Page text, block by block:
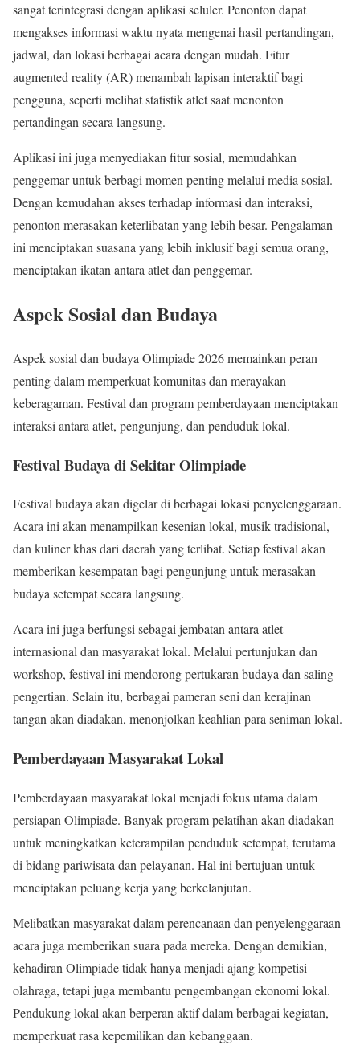
sangat terintegrasi dengan aplikasi seluler. Penonton dapat
mengakses informasi waktu nyata mengenai hasil pertandingan,
jadwal, dan lokasi berbagai acara dengan mudah. Fitur
augmented reality (AR) menambah lapisan interaktif bagi
pengguna, seperti melihat statistik atlet saat menonton
pertandingan secara langsung.
Aplikasi ini juga menyediakan fitur sosial, memudahkan
penggemar untuk berbagi momen penting melalui media sosial.
Dengan kemudahan akses terhadap informasi dan interaksi,
penonton merasakan keterlibatan yang lebih besar. Pengalaman
ini menciptakan suasana yang lebih inklusif bagi semua orang,
menciptakan ikatan antara atlet dan penggemar.
Aspek Sosial dan Budaya
Aspek sosial dan budaya Olimpiade 2026 memainkan peran
penting dalam memperkuat komunitas dan merayakan
keberagaman. Festival dan program pemberdayaan menciptakan
interaksi antara atlet, pengunjung, dan penduduk lokal.
Festival Budaya di Sekitar Olimpiade
Festival budaya akan digelar di berbagai lokasi penyelenggaraan.
Acara ini akan menampilkan kesenian lokal, musik tradisional,
dan kuliner khas dari daerah yang terlibat. Setiap festival akan
memberikan kesempatan bagi pengunjung untuk merasakan
budaya setempat secara langsung.
Acara ini juga berfungsi sebagai jembatan antara atlet
internasional dan masyarakat lokal. Melalui pertunjukan dan
workshop, festival ini mendorong pertukaran budaya dan saling
pengertian. Selain itu, berbagai pameran seni dan kerajinan
tangan akan diadakan, menonjolkan keahlian para seniman lokal.
Pemberdayaan Masyarakat Lokal
Pemberdayaan masyarakat lokal menjadi fokus utama dalam
persiapan Olimpiade. Banyak program pelatihan akan diadakan
untuk meningkatkan keterampilan penduduk setempat, terutama
di bidang pariwisata dan pelayanan. Hal ini bertujuan untuk
menciptakan peluang kerja yang berkelanjutan.
Melibatkan masyarakat dalam perencanaan dan penyelenggaraan
acara juga memberikan suara pada mereka. Dengan demikian,
kehadiran Olimpiade tidak hanya menjadi ajang kompetisi
olahraga, tetapi juga membantu pengembangan ekonomi lokal.
Pendukung lokal akan berperan aktif dalam berbagai kegiatan,
memperkuat rasa kepemilikan dan kebanggaan.